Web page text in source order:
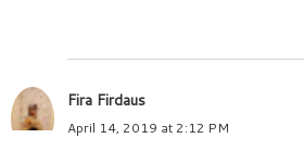
Fira Firdaus
April 14, 2019 at 2:12 PM